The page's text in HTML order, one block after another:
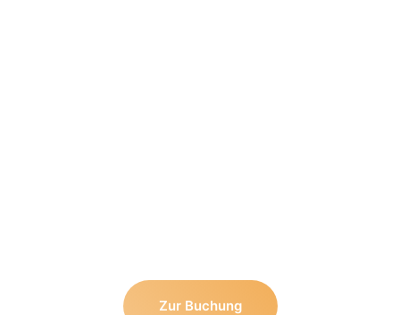
Zur Buchung